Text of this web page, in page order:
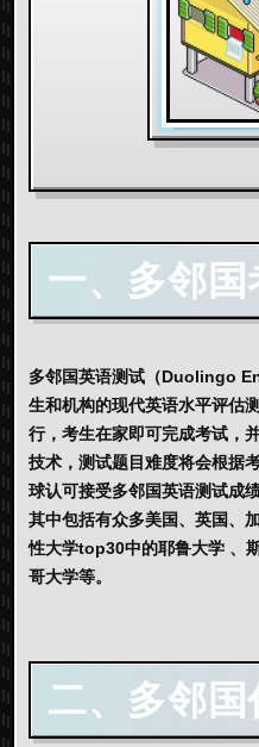
一、多邻国
多邻国英语测试（Duolingo
生和机构的现代英语水平评估
行，考生在家即可完成考试，
技术，测试题目难度将会根据
球认可接受多邻国英语测试成
其中包括有众多美国、英国、
性大学top30中的耶鲁大学 、
哥大学等。
二、多邻国